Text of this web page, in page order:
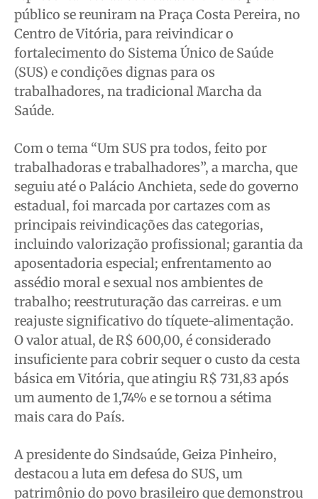
Expediente
Contato
Anuncie
Privacidade
Expediente
Contato
Anuncie
Privacidade
Expediente
Contato
Anuncie
Privacidade
Expediente
Contato
Anuncie
Privacidade
público se reuniram na Praça Costa Pereira, no
Centro de Vitória, para reivindicar o
fortalecimento do Sistema Único de Saúde
(SUS) e condições dignas para os
trabalhadores, na tradicional Marcha da
Saúde.
Com o tema “Um SUS pra todos, feito por
trabalhadoras e trabalhadores”, a marcha, que
seguiu até o Palácio Anchieta, sede do governo
estadual, foi marcada por cartazes com as
principais reivindicações das categorias,
incluindo valorização profissional; garantia da
aposentadoria especial; enfrentamento ao
assédio moral e sexual nos ambientes de
trabalho; reestruturação das carreiras. e um
reajuste significativo do tíquete-alimentação.
O valor atual, de R$ 600,00, é considerado
insuficiente para cobrir sequer o custo da cesta
básica em Vitória, que atingiu R$ 731,83 após
um aumento de 1,74% e se tornou a sétima
mais cara do País.
A presidente do Sindsaúde, Geiza Pinheiro,
destacou a luta em defesa do SUS, um
patrimônio do povo brasileiro que demonstrou